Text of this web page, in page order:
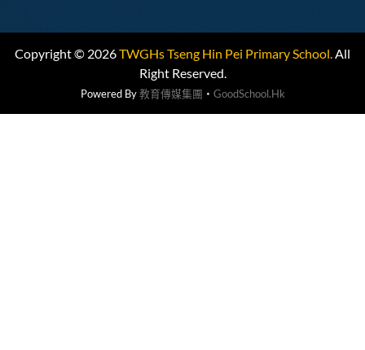
Copyright © 2026TWGHs Tseng Hin Pei Primary School.All
Right Reserved.
Powered By教育傳媒集團 ‧ GoodSchool.hk